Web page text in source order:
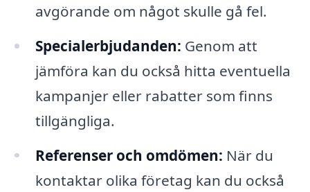
avgörande om något skulle gå fel.
Specialerbjudanden: Genom att
jämföra kan du också hitta eventuella
kampanjer eller rabatter som finns
tillgängliga.
Referenser och omdömen: När du
kontaktar olika företag kan du också